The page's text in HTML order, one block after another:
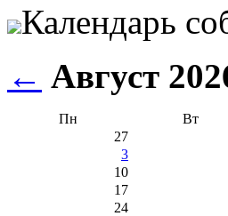
Календарь
← Август
Пн Вт
27
3
10
17
24